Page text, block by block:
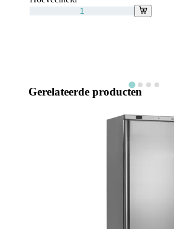
Gerelateerde producten